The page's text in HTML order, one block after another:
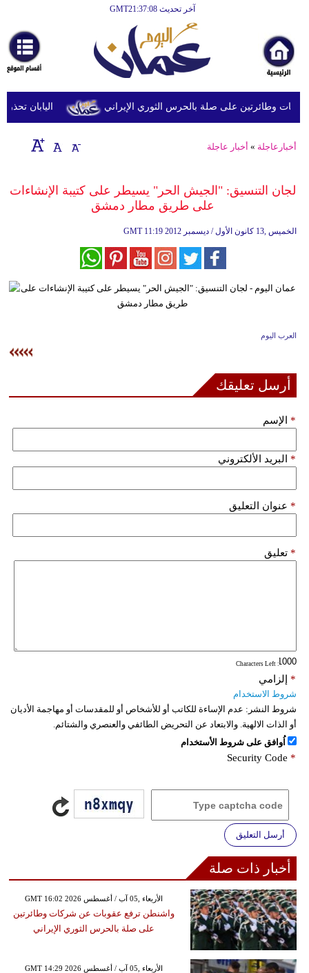
آخر تحديث GMT21:37:08
أخبارعاجلة
رياضة
ثقافة
إقتصاد
وموسيقى
سياحة
ديكور
مرأة
وتكنولوجيا
اليابان تحذر من وطائرتين على صلة بالحرس الثوري الإيراني
أخبارعاجلة » أخبار عاجلة
لجان التنسيق: "الجيش الحر" يسيطر على كتيبة الإنشاءات
على طريق مطار دمشق
GMT 11:19 2012 الخميس ,13 كانون الأول / ديسمبر
العرب اليوم
أرسل تعليقك
الإسم *
البريد الألكتروني *
عنوان التعليق *
تعليق *
: Characters Left
إلزامي *
شروط الاستخدام
شروط النشر: عدم الإساءة للكاتب أو للأشخاص أو للمقدسات أو مهاجمة الأديان
أو الذات الالهية. والابتعاد عن التحريض الطائفي والعنصري والشتائم.
اُوافق على شروط الأستخدام
Security Code *
أرسل التعليق
أخبار ذات صلة
GMT 16:02 2026 الأربعاء ,05 آب / أغسطس
واشنطن ترفع عقوبات عن شركات وطائرتين
على صلة بالحرس الثوري الإيراني
GMT 14:29 2026 الأربعاء ,05 آب / أغسطس